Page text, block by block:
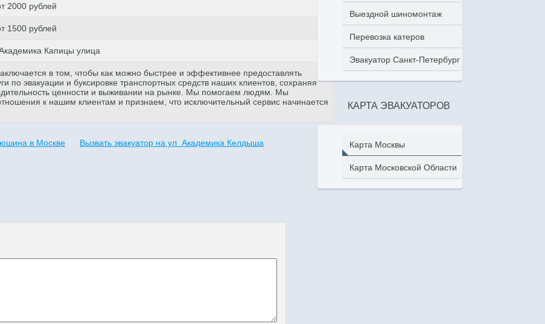
2000 рублей
1500 рублей
Капицы улица
в том, чтобы как можно быстрее и эффективнее предоставлять
по эвакуации и буксировке транспортных средств наших клиентов, сохраняя
ценности и выживании на рынке. Мы помогаем людям. Мы
к нашим клиентам и признаем, что исключительный сервис начинается
в Москве
Вызвать эвакуатор на ул Академика Келдыша
Выездной шиномонтаж
Перевозка катеров
Эвакуатор Санкт-Петербург
КАРТА ЭВАКУАТОРОВ
Карта Москвы
Карта Московской Области